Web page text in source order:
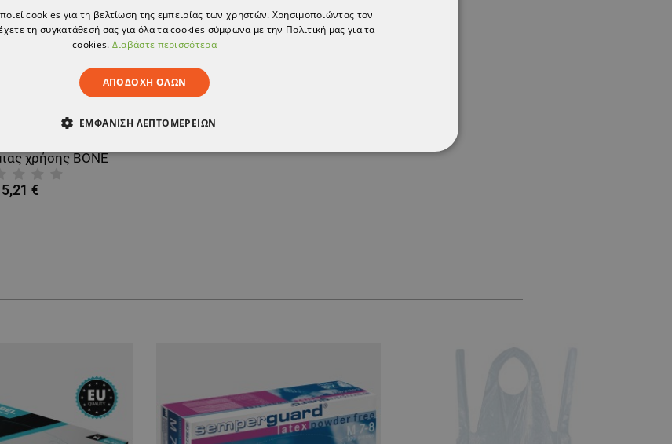
χρήσης BONE
5,21 €
cookies για τη βελτίωση της εμπειρίας των χρηστών. Χρησιμοποιώντας τον
τη συγκατάθεσή σας για όλα τα cookies σύμφωνα με την Πολιτική μας για τα
cookies. Διαβάστε περισσότερα
ΑΠΟΔΟΧΉ ΌΛΩΝ
ΕΜΦΆΝΙΣΗ ΛΕΠΤΟΜΕΡΕΙΏΝ
ΑΠΌΔΟΣΗΣ